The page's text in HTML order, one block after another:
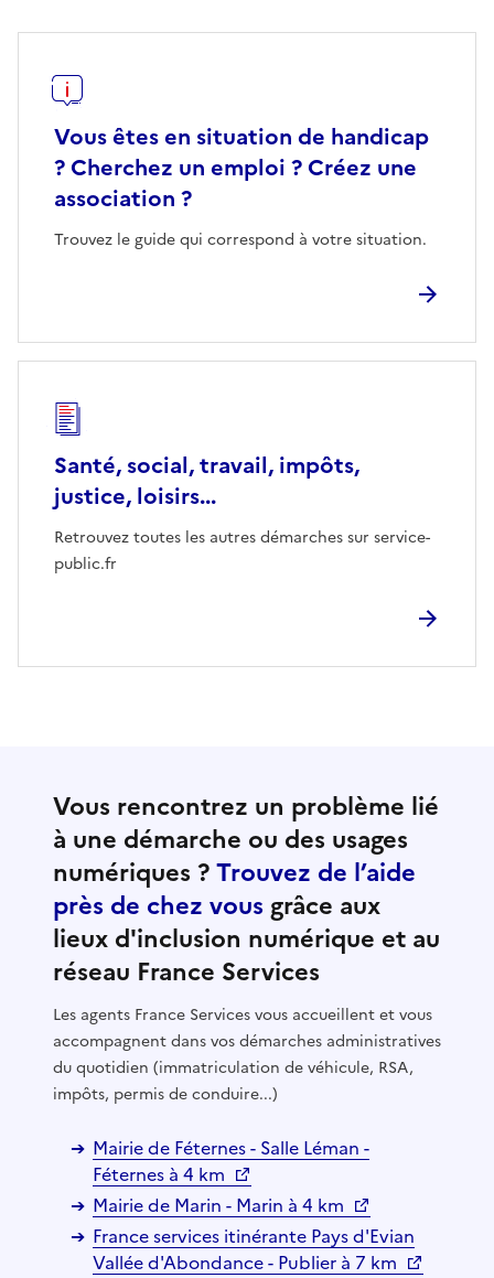
Vous êtes en situation de handicap
? Cherchez un emploi ? Créez une
association ?
Trouvez le guide qui correspond à votre situation.
Santé, social, travail, impôts,
justice, loisirs...
Retrouvez toutes les autres démarches sur service-
public.fr
Vous rencontrez un problème lié
à une démarche ou des usages
numériques ?Trouvez de l’aide
près de chez vous grâce aux
lieux d'inclusion numérique et au
réseau France Services
Les agents France Services vous accueillent et vous
accompagnent dans vos démarches administratives
du quotidien (immatriculation de véhicule, RSA,
impôts, permis de conduire...)
Mairie de Féternes - Salle Léman -
Féternes à 4 km
Mairie de Marin - Marin à 4 km
France services itinérante Pays d'Evian
Vallée d'Abondance - Publier à 7 km